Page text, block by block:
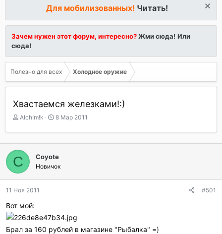
Для мобилизованных! Читать!
Зачем нужен этот форум, интересно?Жми сюда! Или
сюда!
Полезно для всех Холодное оружие
Хвастаемся железками!:)
А
т
о
р
т
е
м
ы
Alch!m!k
Д
т
а
а
ч
а
8 Мар 2011
C Coyote
Новичок
11 Ноя 2011 #501
Вот мой:
Брал за 160 рублей в магазине "Рыбалка" =)